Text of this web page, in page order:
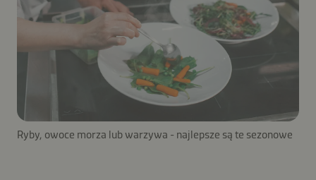
Ryby, owoce morza lub warzywa - najlepsze są te sezonowe